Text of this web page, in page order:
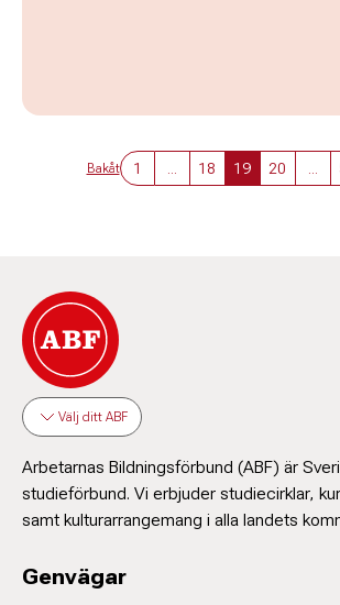
Bakåt 1 18 19 20
Välj ditt ABF
Arbetarnas Bildningsförbund (ABF) är
studieförbund. Vi erbjuder studiecirklar,
samt kulturarrangemang i alla landets
Genvägar